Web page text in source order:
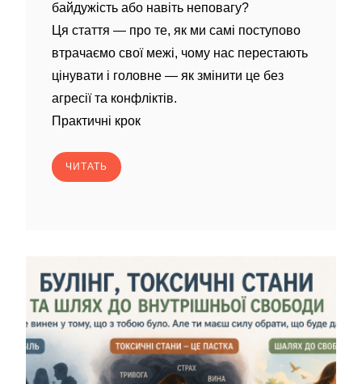
байдужість або навіть неповагу?
Ця стаття — про те, як ми самі поступово
втрачаємо свої межі, чому нас перестають
цінувати і головне — як змінити це без
агресії та конфліктів.
Практичні крок
ЧИТАТЬ